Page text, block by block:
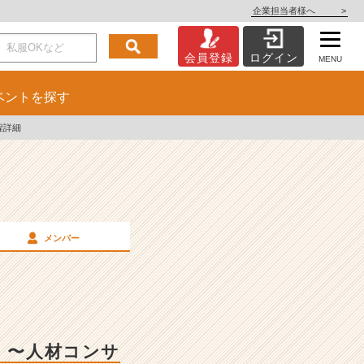
企業担当者様へ >
会員登録 ログイン MENU
ント を探す
詳細
メンバー
〜人材コンサ